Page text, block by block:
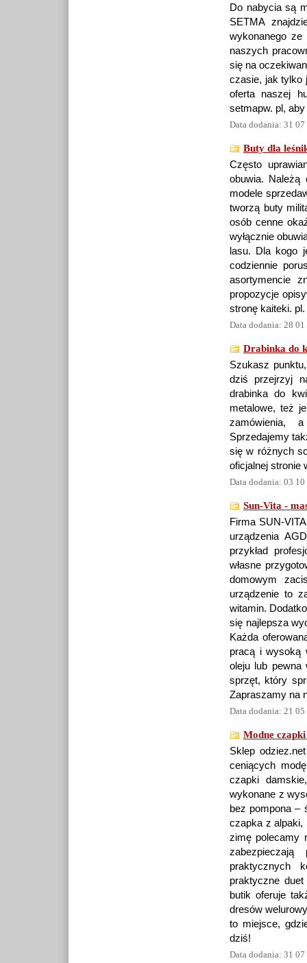
Do nabycia są
SETMA
wykonanego
naszych
się na
czasie, jak tylko
oferta naszej
setmapw. pl,
Data dodania: 31
Buty dla
Często
obuwia. Należą
modele
tworzą buty
osób cenne
wyłącznie
lasu. Dla kogo
codziennie
asortymencie
propozycje
stronę kaiteki. pl.
Data dodania: 28
Drabinka do
Szukasz
dziś przejrzyj
drabinka do
metalowe, też
zamówienia,
Sprzedajemy
się w różnych
oficjalnej stronie
Data dodania: 03
Sun-Vita -
Firma SUN-
urządzenia
przykład
własne
domowym
urządzenie to
witamin.
się najlepsza
Każda
pracą i wysoką
oleju lub pewna
sprzęt, który
Zapraszamy na
Data dodania: 21
Modne
Sklep
ceniących
czapki
wykonane z
bez pompona –
czapka z alpaki,
zimę polecamy
praktycznych
praktyczne
butik oferuje
dresów
to miejsce,
dziś!
Data dodania: 31